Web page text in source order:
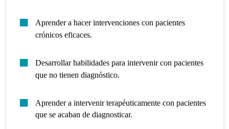
Aprender a hacer intervenciones con pacientes
crónicos eficaces.
Desarrollar habilidades para intervenir con pacientes
que no tienen diagnóstico.
Aprender a intervenir terapéuticamente con pacientes
que se acaban de diagnosticar.